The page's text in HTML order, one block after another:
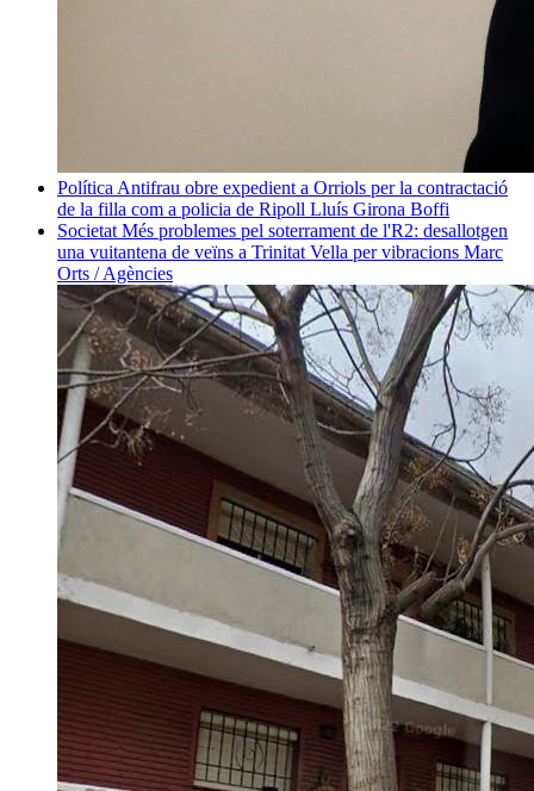
Política Antifrau obre expedient a Orriols per la contractació
de la filla com a policia de Ripoll Lluís Girona Boffi
Societat Més problemes pel soterrament de l'R2: desallotgen
una vuitantena de veïns a Trinitat Vella per vibracions Marc
Orts / Agències